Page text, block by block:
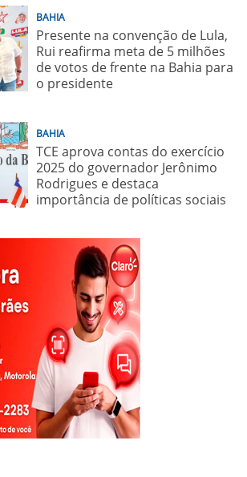
BAHIA
Presente na convenção de Lula,
Rui reafirma meta de 5 milhões
de votos de frente na Bahia para
o presidente
BAHIA
TCE aprova contas do exercício
2025 do governador Jerônimo
Rodrigues e destaca
importância de políticas sociais